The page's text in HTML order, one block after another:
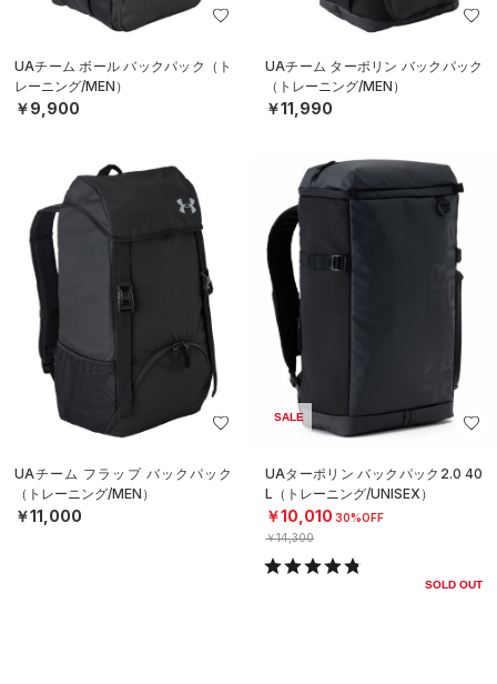
UAチーム ボール バックパック（ト
レーニング/MEN）
￥9,900
UAチーム ターポリン バックパック
（トレーニング/MEN）
￥11,990
UAチーム フラップ バックパック
（トレーニング/MEN）
￥11,000
SALE
UAターポリン バックパック2.0 40
L（トレーニング/UNISEX）
￥10,010 30%OFF
￥14,300
SOLD OUT